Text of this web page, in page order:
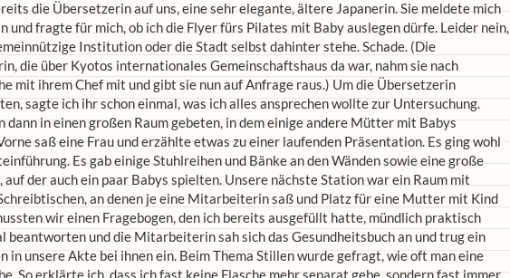
die Übersetzerin auf uns, eine sehr elegante, ältere Japanerin. Sie meldete mich
und fragte für mich, ob ich die Flyer fürs Pilates mit Baby auslegen dürfe. Leider nein,
Institution oder die Stadt selbst dahinter stehe. Schade. (Die
die über Kyotos internationales Gemeinschaftshaus da war, nahm sie nach
mit ihrem Chef mit und gibt sie nun auf Anfrage raus.) Um die Übersetzerin
sagte ich ihr schon einmal, was ich alles ansprechen wollte zur Untersuchung.
dann in einen großen Raum gebeten, in dem einige andere Mütter mit Babys
saß eine Frau und erzählte etwas zu einer laufenden Präsentation. Es ging wohl
Es gab einige Stuhlreihen und Bänke an den Wänden sowie eine große
auf der auch ein paar Babys spielten. Unsere nächste Station war ein Raum mit
an denen je eine Mitarbeiterin saß und Platz für eine Mutter mit Kind
wir einen Fragebogen, den ich bereits ausgefüllt hatte, mündlich praktisch
beantworten und die Mitarbeiterin sah sich das Gesundheitsbuch an und trug ein
in unsere Akte bei ihnen ein. Beim Thema Stillen wurde gefragt, wie oft man eine
So erklärte ich, dass ich fast keine Flasche mehr separat gebe, sondern fast immer